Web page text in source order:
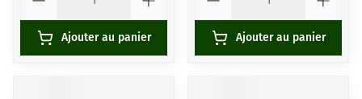
Ajouter au panier Ajouter au panier